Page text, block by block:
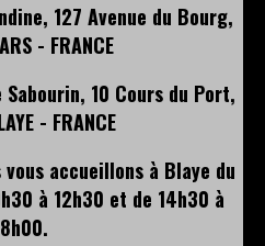
127 Avenue du Bourg,
- FRANCE
10 Cours du Port,
- FRANCE
accueillons à Blaye du
à 12h30 et de 14h30 à